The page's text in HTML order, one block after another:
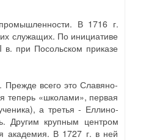
В 1716 г.
служащих. По инициативе
при Посольском приказе
Прежде всего это Славяно-
теперь «школами», первая
а третья - Еллино-
Другим крупным центром
академия. В 1727 г. в ней